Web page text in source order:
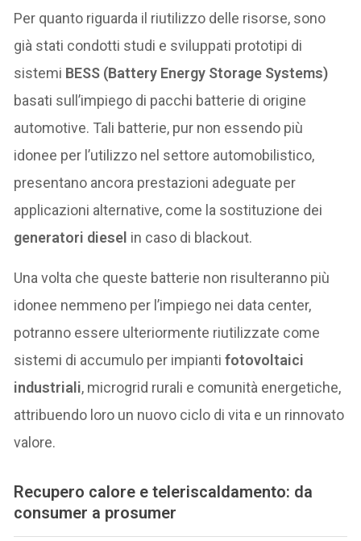
Per quanto riguarda il riutilizzo delle risorse, sono
già stati condotti studi e sviluppati prototipi di
sistemi BESS (Battery Energy Storage Systems)
basati sull’impiego di pacchi batterie di origine
automotive. Tali batterie, pur non essendo più
idonee per l’utilizzo nel settore automobilistico,
presentano ancora prestazioni adeguate per
applicazioni alternative, come la sostituzione dei
generatori diesel in caso di blackout.
Una volta che queste batterie non risulteranno più
idonee nemmeno per l’impiego nei data center,
potranno essere ulteriormente riutilizzate come
sistemi di accumulo per impiantifotovoltaici
industriali, microgrid rurali e comunità energetiche,
attribuendo loro un nuovo ciclo di vita e un rinnovato
valore.
Recupero calore e teleriscaldamento: da
consumer a prosumer